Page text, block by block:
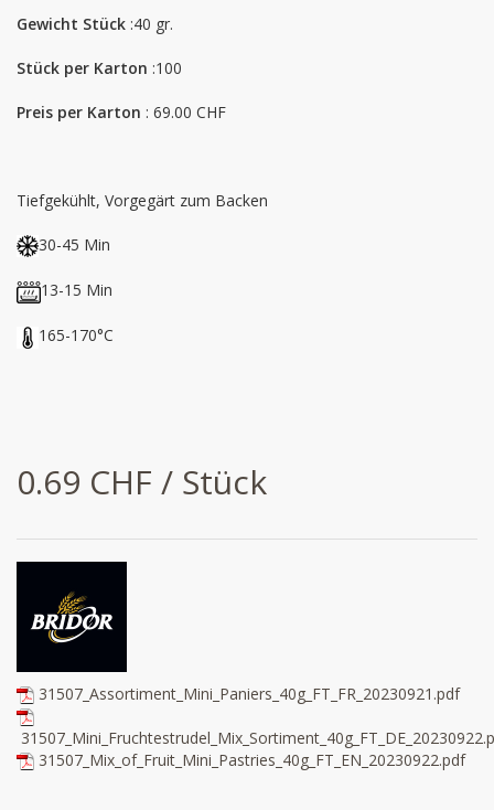
Gewicht Stück :40 gr.
Stück per Karton :100
Preis per Karton : 69.00 CHF
Tiefgekühlt, Vorgegärt zum Backen
30-45 Min
13-15 Min
165-170°C
0.69 CHF / Stück
31507_Assortiment_Mini_Paniers_40g_FT_FR_20230921.pdf
31507_Mix_of_Fruit_Mini_Pastries_40g_FT_EN_20230922.pdf